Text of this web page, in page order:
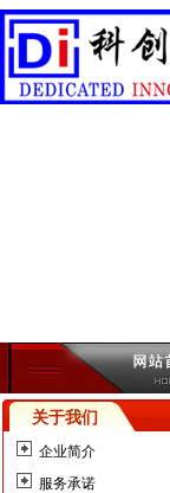
关于我们
企业简介
服务承诺